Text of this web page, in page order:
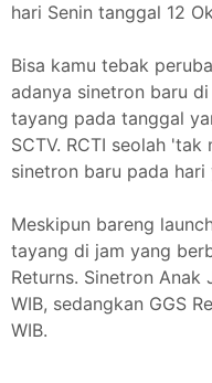
hari Senin tanggal 12
Bisa kamu tebak
adanya sinetron baru
tayang pada tanggal
SCTV. RCTI seolah
sinetron baru pada hari
Meskipun bareng
tayang di jam yang
Returns. Sinetron Anak
WIB, sedangkan GGS
WIB.